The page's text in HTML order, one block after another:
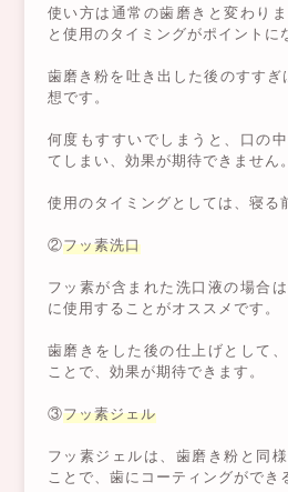
使い方は通常の歯磨きと変わり
と使用のタイミングがポイントに
歯磨き粉を吐き出した後のすす
想です。
何度もすすいでしまうと、口の
てしまい、効果が期待できません。
使用のタイミングとしては、寝る
②フッ素洗口
フッ素が含まれた洗口液の場合
に使用することがオススメです。
歯磨きをした後の仕上げとして
ことで、効果が期待できます。
③フッ素ジェル
フッ素ジェルは、歯磨き粉と同
ことで、歯にコーティングができ